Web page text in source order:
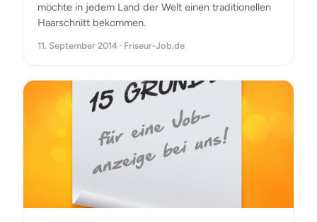
möchte in jedem Land der Welt einen traditionellen
Haarschnitt bekommen.
11. September 2014 · Friseur-Job.de